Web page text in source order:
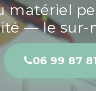
— le sur-
06 99 87